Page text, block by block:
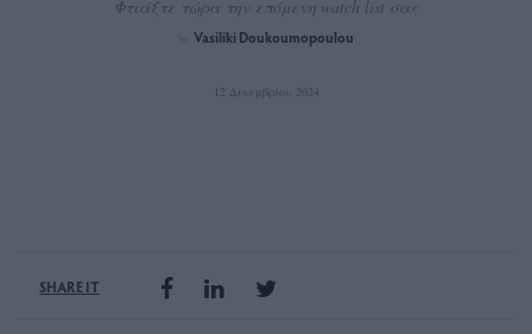
Φτιάξτε τώρα την επόμενη watch list σας
Vasiliki Doukoumopoulou
12 Δεκεμβρίου 2024
SHARE IT